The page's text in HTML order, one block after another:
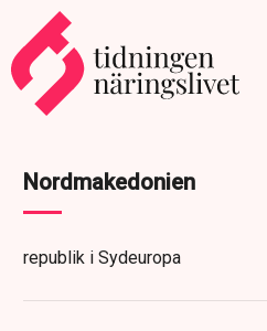
Nordmakedonien
republik i Sydeuropa